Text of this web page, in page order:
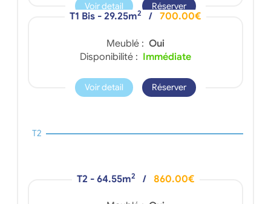
Voir detail Réserver
T1 Bis - 29.25m2 / 700.00€
Meublé : Oui
Disponibilité : Immédiate
Voir detail Réserver
T2
T2 - 64.55m2 / 860.00€